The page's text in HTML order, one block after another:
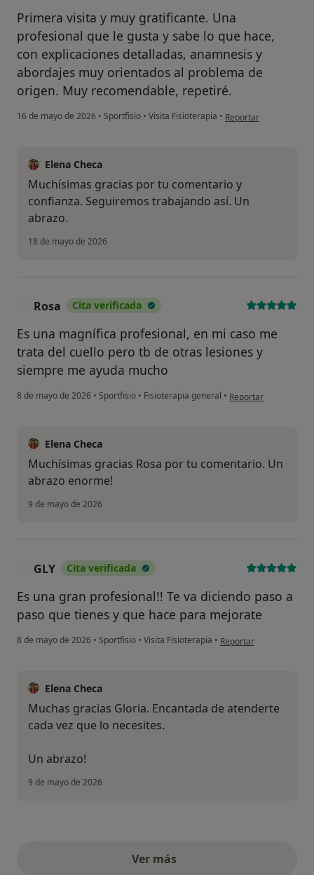
Primera visita y muy gratificante. Una
profesional que le gusta y sabe lo que hace,
con explicaciones detalladas, anamnesis y
abordajes muy orientados al problema de
origen. Muy recomendable, repetiré.
16 de mayo de 2026 • Sportfisio • Visita Fisioterapia • en opinión del usuario
Reportar
Elena Checa
Muchísimas gracias por tu comentario y
confianza. Seguiremos trabajando así. Un
abrazo.
18 de mayo de 2026
Rosa Cita verificada
Es una magnífica profesional, en mi caso me
trata del cuello pero tb de otras lesiones y
siempre me ayuda mucho
8 de mayo de 2026 • Sportfisio • Fisioterapia general • en opinión del
Reportar
Elena Checa
Muchísimas gracias Rosa por tu comentario. Un
abrazo enorme!
9 de mayo de 2026
GLY Cita verificada
Es una gran profesional!! Te va diciendo paso a
paso que tienes y que hace para mejorate
8 de mayo de 2026 • Sportfisio • Visita Fisioterapia • en opinión del usuario
Reportar
Elena Checa
Muchas gracias Gloria. Encantada de atenderte
cada vez que lo necesites.
Un abrazo!
9 de mayo de 2026
Ver másopiniones anteriores